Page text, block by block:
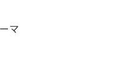
マ